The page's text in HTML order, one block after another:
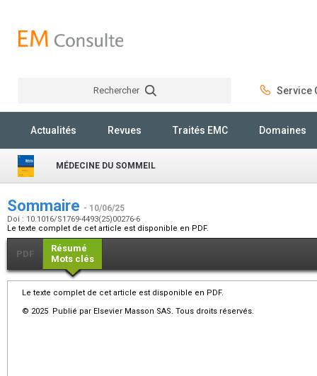
Rechercher Service
Actualités Revues Traités EMC Domaines
MÉDECINE DU SOMMEIL
Sommaire - 10/06/25
Doi : 10.1016/S1769-4493(25)00276-6
Le texte complet de cet article est disponible en PDF.
PDF
Résumé
Mots clés
Le texte complet de cet article est disponible en PDF.
© 2025 Publié par Elsevier Masson SAS. Tous droits réservés.